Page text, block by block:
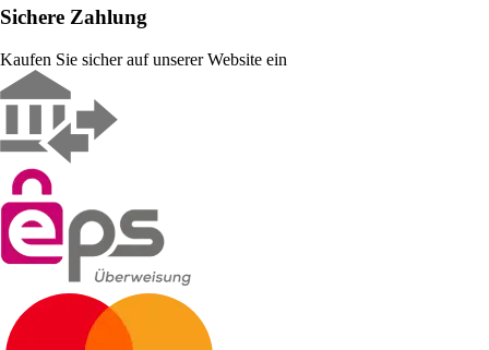
Sichere Zahlung
Kaufen Sie sicher auf unserer Website ein